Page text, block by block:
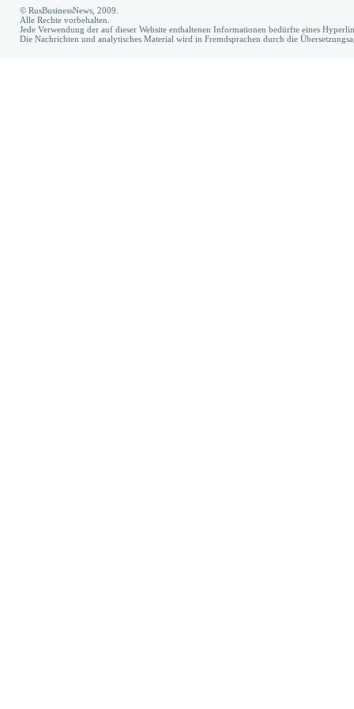
© RusBusinessNews, 2009.
Alle Rechte vorbehalten.
Jede Verwendung der auf dieser Website enthaltenen Informationen bedürfte eines
Die Nachrichten und analytisches Material wird in Fremdsprachen durch die